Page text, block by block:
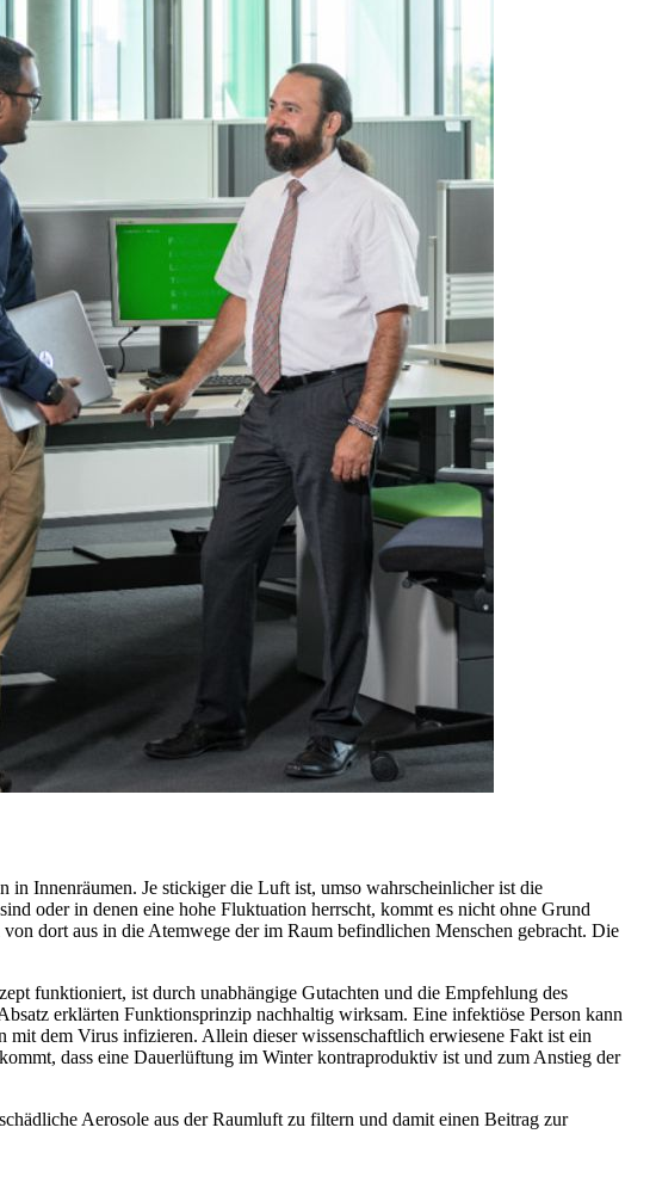
Innenräumen. Je stickiger die Luft ist, umso wahrscheinlicher ist die
oder in denen eine hohe Fluktuation herrscht, kommt es nicht ohne Grund
dort aus in die Atemwege der im Raum befindlichen Menschen gebracht. Die
funktioniert, ist durch unabhängige Gutachten und die Empfehlung des
erklärten Funktionsprinzip nachhaltig wirksam. Eine infektiöse Person kann
dem Virus infizieren. Allein dieser wissenschaftlich erwiesene Fakt ist ein
dass eine Dauerlüftung im Winter kontraproduktiv ist und zum Anstieg der
Aerosole aus der Raumluft zu filtern und damit einen Beitrag zur